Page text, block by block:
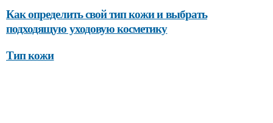
Как определить свой тип кожи и выбрать
подходящую уходовую косметику
Тип кожи